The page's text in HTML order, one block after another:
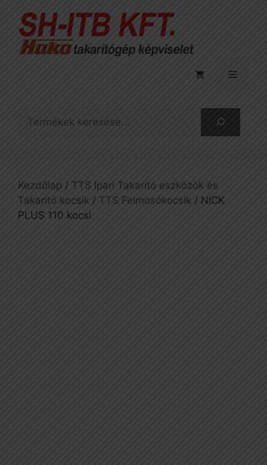
tartalomba
Menü
Kezdőlap / TTS Ipari Takarító eszközök és
Takarító kocsik / TTS Felmosókocsik / NICK
PLUS 110 kocsi